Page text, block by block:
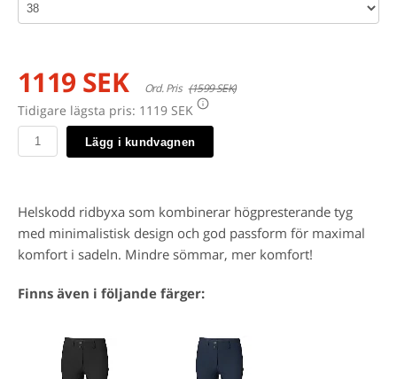
1119 SEK Ord. Pris (1599 SEK)
Tidigare lägsta pris: 1119 SEK
Lägg i kundvagnen
Helskodd ridbyxa som kombinerar högpresterande tyg
med minimalistisk design och god passform för maximal
komfort i sadeln. Mindre sömmar, mer komfort!
Finns även i följande färger: